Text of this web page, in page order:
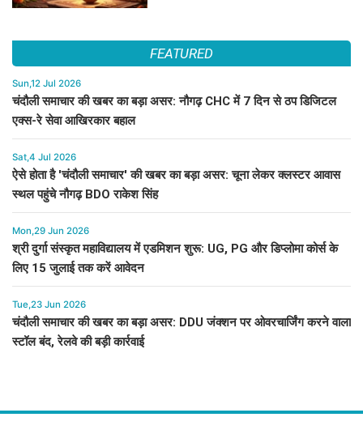
FEATURED
Sun,12 Jul 2026
चंदौली समाचार की खबर का बड़ा असर: नौगढ़ CHC में 7 दिन से ठप डिजिटल
एक्स-रे सेवा आखिरकार बहाल
Sat,4 Jul 2026
ऐसे होता है 'चंदौली समाचार' की खबर का बड़ा असर: चूना लेकर क्लस्टर आवास
स्थल पहुंचे नौगढ़ BDO राकेश सिंह
Mon,29 Jun 2026
श्री दुर्गा संस्कृत महाविद्यालय में एडमिशन शुरू: UG, PG और डिप्लोमा कोर्स के
लिए 15 जुलाई तक करें आवेदन
Tue,23 Jun 2026
चंदौली समाचार की खबर का बड़ा असर: DDU जंक्शन पर ओवरचार्जिंग करने वाला
स्टॉल बंद, रेलवे की बड़ी कार्रवाई